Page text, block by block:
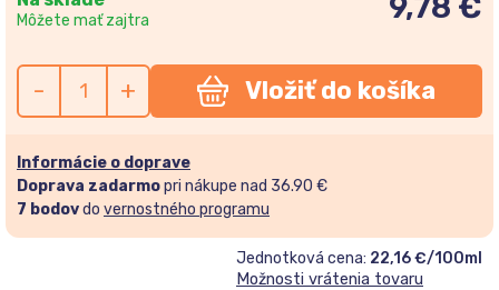
Môžete mať zajtra
- + Vložiť do košíka
Informácie o doprave
Doprava zadarmopri nákupe nad 36.90 €
7 bodovdo vernostného programu
Jednotková cena: 22,16 €/100ml
Možnosti vrátenia tovaru